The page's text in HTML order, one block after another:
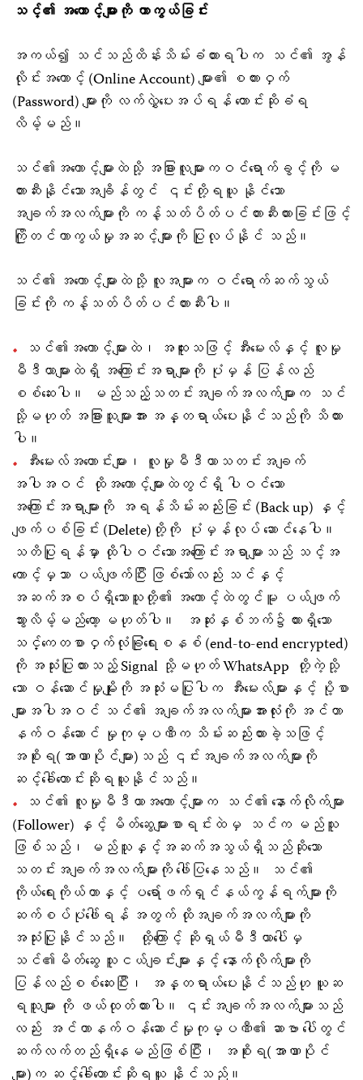
သင့်၏ အကောင့်များကို ကာကွယ်ခြင်း
အကယ်၍ သင်သည်ထိန်းသိမ်းခံထားရပါက သင်၏ အွန်
လိုင်းအကောင့် (Online Account) များ၏ စကားဝှက်
(Password) များကို လက်လွှဲပေးအပ်ရန် တောင်းဆိုခံရ
လိမ့်မည်။
သင်၏အကောင့်များထဲသို့ အခြားလူများကဝင်ရောက်ခွင့်ကို မ
တားဆီးနိုင်သောအချိန်တွင် ၎င်းတို့ရယူ နိုင်သော
အချက်အလက်များကို ကန့်သတ်ပိတ်ပင်တားဆီးထားခြင်းဖြင့်
ကြိုတင်ကာကွယ်မှုအဆင့်များကို ပြုလုပ်နိုင် သည်။
သင်၏ အကောင့်များထဲသို့ လူအများက ဝင်ရောက်ဆက်သွယ်
ခြင်းကို ကန့်သတ်ပိတ်ပင်တားဆီးပါ။
သင်၏အကောင့်များထဲ၊ အထူးသဖြင့် အီးမေးလ်နှင့် လူမှု
မီဒီယာများထဲရှိ အကြောင်းအရာများကို ပုံမှန် ပြန်လည်
စစ်ဆေးပါ။ မည်သည့်သတင်းအချက်အလက်များက သင်
သို့မဟုတ် အခြားသူများအား အန္တရာယ်ပေးနိုင်သည်ကို သိထား
ပါ။
အီးမေးလ်အဟောင်းများ၊ လူမှုမီဒီယာသတင်းအချက်
အပါအဝင် ထိုအကောင့်များထဲတွင်ရှိ ပါဝင်သော
အကြောင်းအရာများကို အရန်သိမ်းဆည်းခြင်း (Back up) နှင့်
ဖျက်ပစ်ခြင်း (Delete)တို့ကို ပုံမှန်လုပ် ဆောင်နေပါ။
သတိပြုရန်မှာ ထိုပါဝင်သောအကြောင်းအရာများသည် သင့်အ
ကောင့်မှသာ ပယ်ဖျက်ပြီး ဖြစ်သော်လည်း သင်နှင့်
အဆက်အစပ်ရှိသောသူတို့၏ အကောင့်ထဲတွင်မူ ပယ်ဖျက်
သွားလိမ့်မည်တော့ မဟုတ်ပါ။ အဆုံးနှစ်ဘက်၌ထားရှိသော
သင်္ကေတစာဝှက်လုံခြုံရေးစနစ် (end-to-end encrypted)
ကို အသုံးပြုထားသည့် Signal သို့မဟုတ် WhatsApp တို့ကဲ့သို့
သော ဝန်ဆောင်မှုမျိုးကို အသုံးမပြုပါက အီးမေးလ်များနှင့် ပို့စာ
များအပါအဝင် သင်၏ အချက်အလက်များအားလုံးကို အင်တာ
နက်ဝန်ဆောင် မှုကုမ္ပဏီက သိမ်းဆည်းထားခဲ့သဖြင့်
အစိုးရ(အာဏာပိုင်များ)သည် ၎င်းအချက်အလက်များကို
ဆင့်ခေါ်တောင်းဆိုရယူနိုင်သည်။
သင်၏ လူမှုမီဒီယာအကောင့်များက သင်၏ နောက်လိုက်များ
(Follower) နှင့် မိတ်ဆွေများစာရင်းထဲမှ သင်က မည်သူ
ဖြစ်သည်၊ မည်သူနှင့်အဆက်အသွယ်ရှိသည်ဆိုသော
သတင်းအချက်အလက်များကို ဖေါ်ပြနေသည်။ သင်၏
ကိုယ်ရေးကိုယ်တာနှင့် ပရော်ဖက်ရှင်နယ်ကွန်ရက်များကို
ဆက်စပ်ပုံဖေါ်ရန် အတွက် ထိုအချက်အလက်များကို
အသုံးပြုနိုင်သည်။ ထို့ကြောင့် ဆိုရှယ်မီဒီယာပေါ်မှ
သင်၏မိတ်ဆွေ သူငယ်ချင်းများနှင့် နောက်လိုက်များကို
ပြန်လည်စစ်ဆေးပြီး၊ အန္တရာယ်ပေးနိုင်သည်ဟု ယူဆ
ရသူများ ကို ဖယ်ထုတ်ထားပါ။ ၎င်းအချက်အလက်များသည်
လည်း အင်တာနက်ဝန်ဆောင်မှုကုမ္ပဏီ၏ ဆာဗာ ပေါ်တွင်
ဆက်လက်တည်ရှိနေမည်ဖြစ်ပြီး၊ အစိုးရ(အာဏာပိုင်